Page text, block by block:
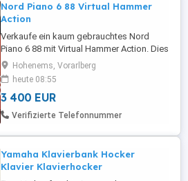
Nord Piano 6 88 Virtual Hammer
Action
Verkaufe ein kaum gebrauchtes Nord
Piano 6 88 mit Virtual Hammer Action. Dies
ist das aktuelle Flaggschiff der Nord
Piano Serie und bietet neben
hochwertigen Klaviersounds auch eine
Sample Synth Engine sowie Layer Effects.
Triple Pedal inkludiert. Original Rechnung
Hohenems, Vorarlberg
heute 08:55
3 400 EUR
Verifizierte Telefonnummer
Yamaha Klavierbank Hocker
Klavier Klavierhocker